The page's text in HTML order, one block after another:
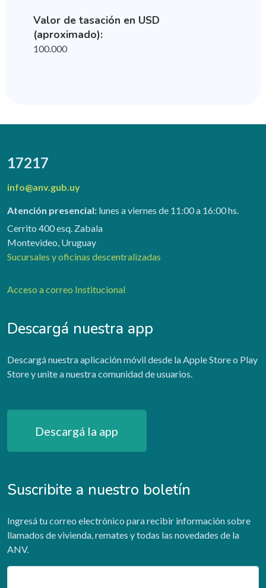
Valor de tasación en USD
(aproximado):
100.000
17217
info@anv.gub.uy
Atención presencial: lunes a viernes de 11:00 a 16:00 hs.
Cerrito 400 esq. Zabala
Montevideo, Uruguay
Sucursales y oficinas descentralizadas
Acceso a correo Institucional
Descargá nuestra app
Descargá nuestra aplicación móvil desde la Apple Store o Play
Store y unite a nuestra comunidad de usuarios.
Descargá la app
Suscribite a nuestro boletín
Ingresá tu correo electrónico para recibir información sobre
llamados de vivienda, remates y todas las novedades de la
ANV.
Email